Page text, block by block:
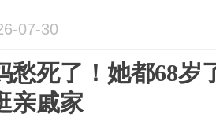
07-30
愁死了！她都68岁
亲戚家